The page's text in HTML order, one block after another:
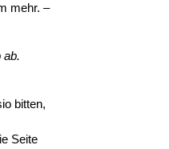
mehr. –
ab.
bitten,
Seite